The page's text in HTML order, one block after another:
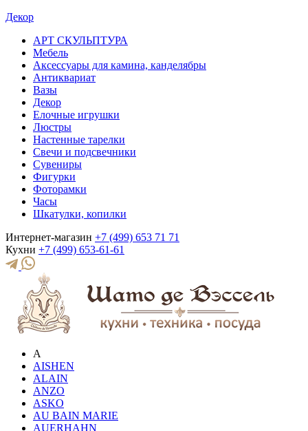
Декор
АРТ СКУЛЬПТУРА
Мебель
Аксессуары для камина, канделябры
Антиквариат
Вазы
Декор
Елочные игрушки
Люстры
Настенные тарелки
Свечи и подсвечники
Сувениры
Фигурки
Фоторамки
Часы
Шкатулки, копилки
Интернет-магазин +7 (499) 653 71 71
Кухни +7 (499) 653-61-61
A
AISHEN
ALAIN
ANZO
ASKO
AU BAIN MARIE
AUERHAHN